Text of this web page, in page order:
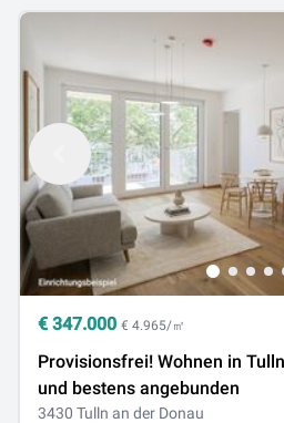
€ 347.000 € 4.965/㎡
Provisionsfrei! Wohnen in
und bestens angebunden
3430 Tulln an der Donau